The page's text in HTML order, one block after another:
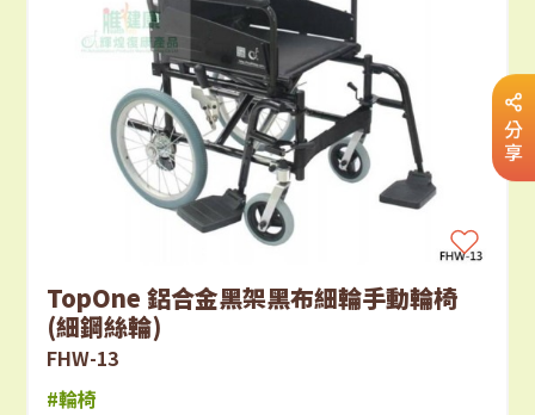
TopOne 鋁合金黑架黑布細輪手動輪椅
(細鋼絲輪)
FHW-13
#輪椅
分
享